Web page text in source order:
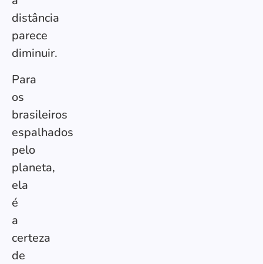
distância
parece
diminuir.
Para
os
brasileiros
espalhados
pelo
planeta,
ela
é
a
certeza
de